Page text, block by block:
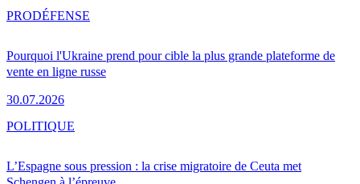
Pourquoi l'Ukraine prend pour cible la plus grande plateforme de
vente en ligne russe
30.07.2026
PRODÉFENSE
L’Espagne sous pression : la crise migratoire de Ceuta met
POLITIQUE